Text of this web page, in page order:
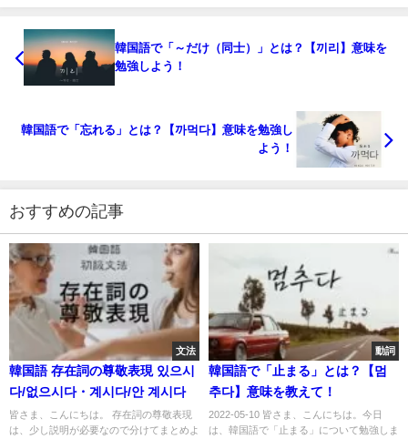
韓国語で「～だけ（同士）」とは？【끼리】意味を
勉強しよう！
韓国語で「忘れる」とは？【까먹다】意味を勉強し
よう！
おすすめの記事
文法
韓国語 存在詞の尊敬表現 있으시
다/없으시다・계시다/안 계시다
皆さま、こんにちは。 存在詞の尊敬表現
は、少し説明が必要なので分けてまとめよ
動詞
韓国語で「止まる」とは？【멈
추다】意味を教えて！
2022-05-10 皆さま、こんにちは。今日
は、韓国語で「止まる」について勉強しま